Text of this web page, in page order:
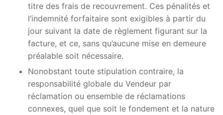
titre des frais de recouvrement. Ces pénalités et
l’indemnité forfaitaire sont exigibles à partir du
jour suivant la date de règlement figurant sur la
facture, et ce, sans qu’aucune mise en demeure
préalable soit nécessaire.
Nonobstant toute stipulation contraire, la
responsabilité globale du Vendeur par
réclamation ou ensemble de réclamations
connexes, quel que soit le fondement et la nature